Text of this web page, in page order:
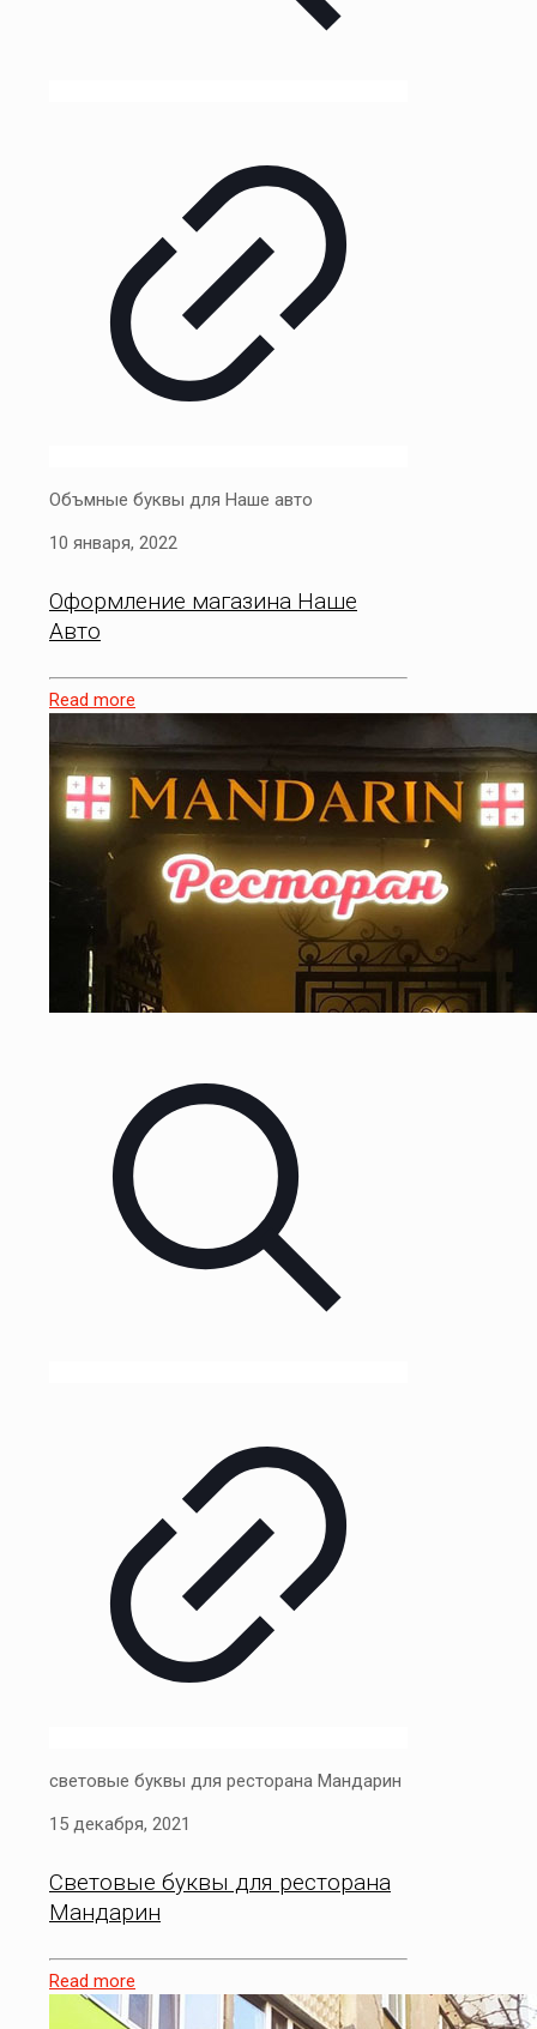
Объмные буквы для Наше авто
10 января, 2022
Оформление магазина Наше
Авто
Read more
световые буквы для ресторана Мандарин
15 декабря, 2021
Световые буквы для ресторана
Мандарин
Read more